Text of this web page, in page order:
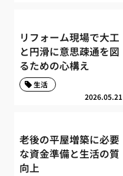
リフォーム現場で大工
と円滑に意思疎通を図
るための心構え
2026.05.21
生活
老後の平屋増築に必要
な資金準備と生活の質
向上